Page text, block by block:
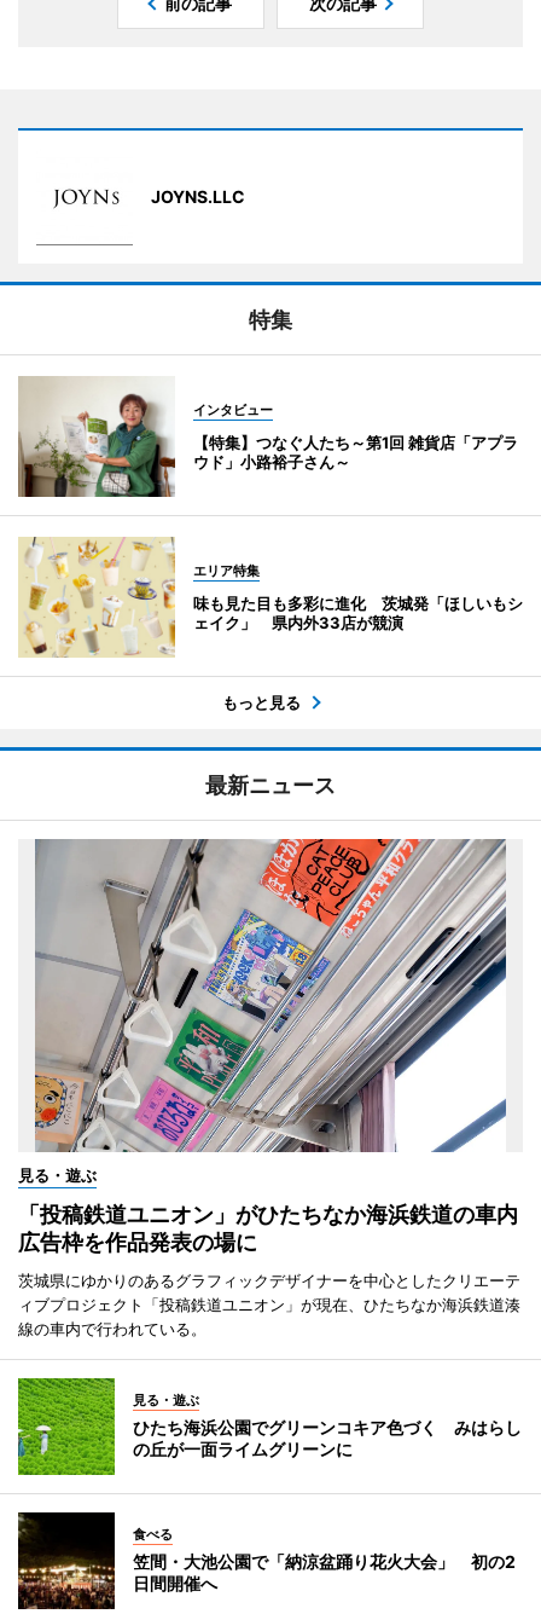
JOYNS.LLC
特集
インタビュー
【特集】つなぐ人たち～第1回 雑貨店「アプラ
ウド」小路裕子さん～
エリア特集
味も見た目も多彩に進化 茨城発「ほしいもシ
ェイク」 県内外33店が競演
もっと見る
最新ニュース
見る・遊ぶ
「投稿鉄道ユニオン」がひたちなか海浜鉄道の車内
広告枠を作品発表の場に
茨城県にゆかりのあるグラフィックデザイナーを中心としたクリエーテ
ィブプロジェクト「投稿鉄道ユニオン」が現在、ひたちなか海浜鉄道湊
線の車内で行われている。
見る・遊ぶ
ひたち海浜公園でグリーンコキア色づく みはらし
の丘が一面ライムグリーンに
食べる
笠間・大池公園で「納涼盆踊り花火大会」 初の2
日間開催へ